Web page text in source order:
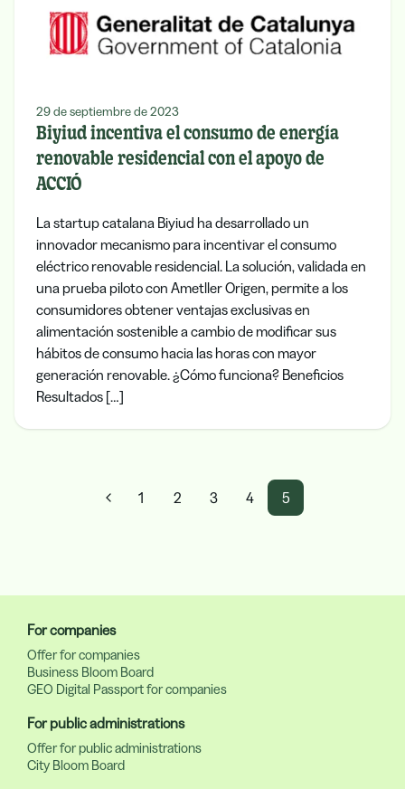
29 de septiembre de 2023
Biyiud incentiva el consumo de energía
renovable residencial con el apoyo de
ACCIÓ
La startup catalana Biyiud ha desarrollado un
innovador mecanismo para incentivar el consumo
eléctrico renovable residencial. La solución, validada en
una prueba piloto con Ametller Origen, permite a los
consumidores obtener ventajas exclusivas en
alimentación sostenible a cambio de modificar sus
hábitos de consumo hacia las horas con mayor
generación renovable. ¿Cómo funciona? Beneficios
Resultados […]
1 2 3 4 5
For companies
Offer for companies
Business Bloom Board
GEO Digital Passport for companies
For public administrations
Offer for public administrations
City Bloom Board